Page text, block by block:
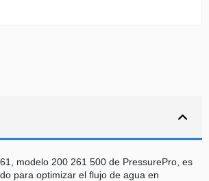
modelo 200 261 500 de PressurePro, es
para optimizar el flujo de agua en